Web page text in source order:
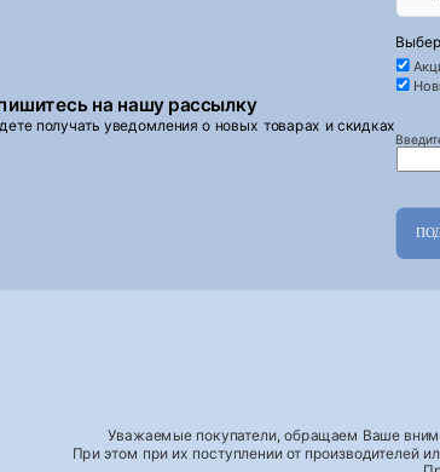
на нашу рассылку
получать уведомления о новых товарах и скидках
Уважаемые покупатели, обращаем Ваше
При этом при их поступлении от производителей